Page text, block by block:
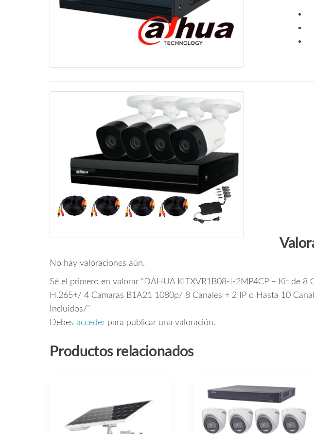
No hay valoraciones aún.
Sé el primero en valorar “DAHUA KITXVR1B08-I-2MP4CP – Kit de
H.265+/ 4 Camaras B1A21 1080p/ 8 Canales + 2 IP o Hasta 10
Incluidos/”
Debes acceder para publicar una valoración.
Productos relacionados